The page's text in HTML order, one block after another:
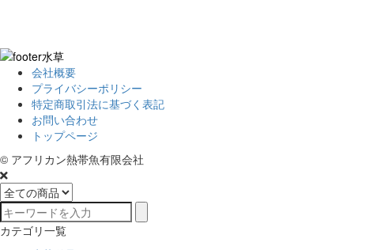
会社概要
プライバシーポリシー
特定商取引法に基づく表記
お問い合わせ
トップページ
© アフリカン熱帯魚有限会社
カテゴリ一覧